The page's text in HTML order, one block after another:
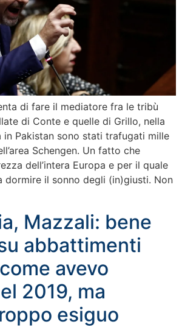
di fare il mediatore fra le tribù
di Conte e quelle di Grillo, nella
in Pakistan sono stati trafugati mille
Schengen. Un fatto che
dell’intera Europa e per il quale
dormire il sonno degli (in)giusti. Non
Mazzali: bene
abbattimenti
avevo
2019, ma
esiguo